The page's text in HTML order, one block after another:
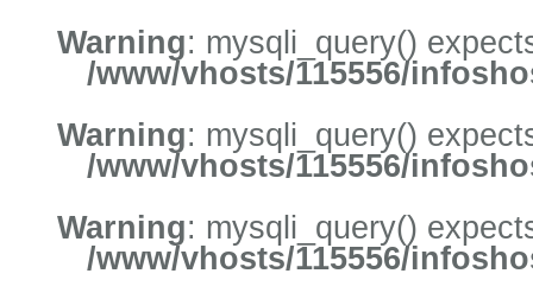
Warning: mysqli_query()
/www/vhosts/115556/
Warning: mysqli_query()
/www/vhosts/115556/
Warning: mysqli_query()
/www/vhosts/115556/